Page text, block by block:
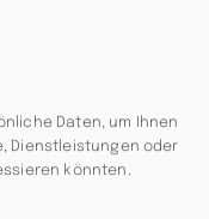
Daten, um Ihnen
Dienstleistungen oder
könnten.